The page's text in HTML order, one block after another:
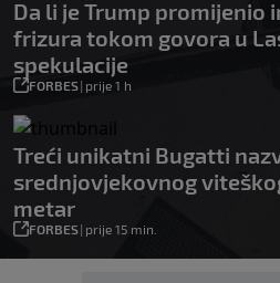
Da li je Trump promijenio
frizura tokom govora u
spekulacije
FORBES| prije 1 h
Treći unikatni Bugatti
srednjovjekovnog
metar
FORBES| prije 15 min.